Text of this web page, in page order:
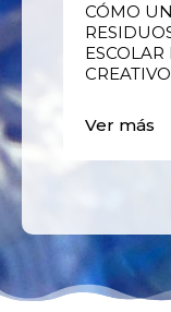
CÓMO
CREATIVO
Ver más